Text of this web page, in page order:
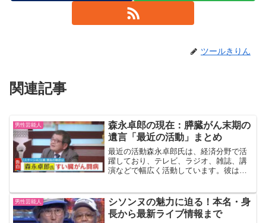
ツールきりん
関連記事
男性芸能人
森永卓郎の現在：膵臓がん末期の
遺言「最近の活動」まとめ
最近の活動森永卓郎氏は、経済分野で活
躍しており、テレビ、ラジオ、雑誌、講
演などで幅広く活動しています。彼は読
化放送の「大竹まことゴールデンラジ
オ！」などに出演してい...
男性芸能人
シソンヌの魅力に迫る！本名・身
長から最新ライブ情報まで